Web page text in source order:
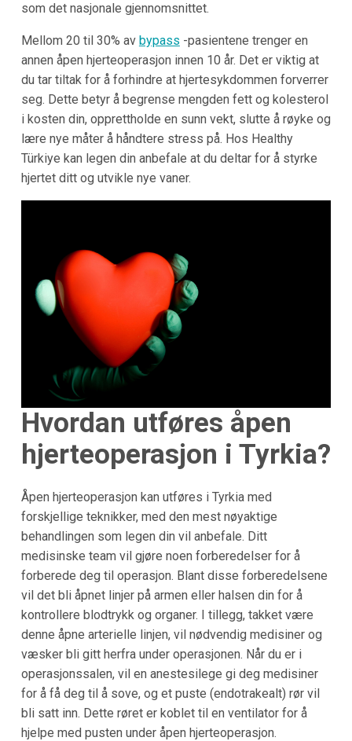
som det nasjonale gjennomsnittet.
Mellom 20 til 30% av bypass -pasientene trenger en
annen åpen hjerteoperasjon innen 10 år. Det er viktig at
du tar tiltak for å forhindre at hjertesykdommen forverrer
seg. Dette betyr å begrense mengden fett og kolesterol
i kosten din, opprettholde en sunn vekt, slutte å røyke og
lære nye måter å håndtere stress på. Hos Healthy
Türkiye kan legen din anbefale at du deltar for å styrke
hjertet ditt og utvikle nye vaner.
Hvordan utføres åpen
hjerteoperasjon i Tyrkia?
Åpen hjerteoperasjon kan utføres i Tyrkia med
forskjellige teknikker, med den mest nøyaktige
behandlingen som legen din vil anbefale. Ditt
medisinske team vil gjøre noen forberedelser for å
forberede deg til operasjon. Blant disse forberedelsene
vil det bli åpnet linjer på armen eller halsen din for å
kontrollere blodtrykk og organer. I tillegg, takket være
denne åpne arterielle linjen, vil nødvendig medisiner og
væsker bli gitt herfra under operasjonen. Når du er i
operasjonssalen, vil en anestesilege gi deg medisiner
for å få deg til å sove, og et puste (endotrakealt) rør vil
bli satt inn. Dette røret er koblet til en ventilator for å
hjelpe med pusten under åpen hjerteoperasjon.